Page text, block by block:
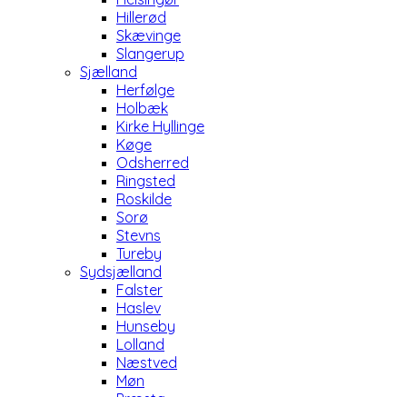
Hillerød
Skævinge
Slangerup
Sjælland
Herfølge
Holbæk
Kirke Hyllinge
Køge
Odsherred
Ringsted
Roskilde
Sorø
Stevns
Tureby
Sydsjælland
Falster
Haslev
Hunseby
Lolland
Næstved
Møn